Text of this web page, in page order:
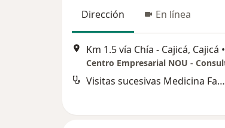
Dirección En línea
Km 1.5 vía Chía - Cajicá, Cajicá •
Visitas sucesivas Medicina Familiar